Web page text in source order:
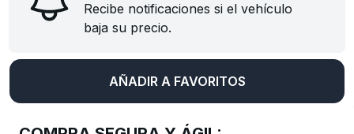
Recibe notificaciones si el vehículo
baja su precio.
AÑADIR A FAVORITOS